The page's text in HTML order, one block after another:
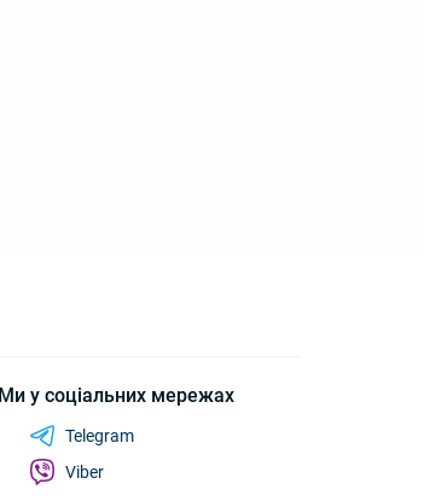
Ми у соціальних мережах
Telegram
Viber